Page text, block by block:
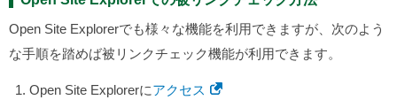
Open Site Explorerでも様々な機能を利用できますが、次のよう
な手順を踏めば被リンクチェック機能が利用できます。
Open Site Explorerにアクセス